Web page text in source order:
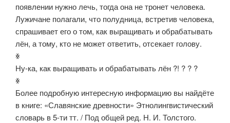
появлении нужно лечь, тогда она не тронет человека.
Лужичане полагали, что полудница, встретив человека,
спрашивает его о том, как выращивать и обрабатывать
лён, а тому, кто не может ответить, отсекает голову.
ꏍ
Ну-ка, как выращивать и обрабатывать лён ?! ? ? ?
ꏍ
Более подробную интересную информацию вы найдёте
в книге: «Славянские древности» Этнолингвистический
словарь в 5-ти тт. / Под общей ред. Н. И. Толстого.